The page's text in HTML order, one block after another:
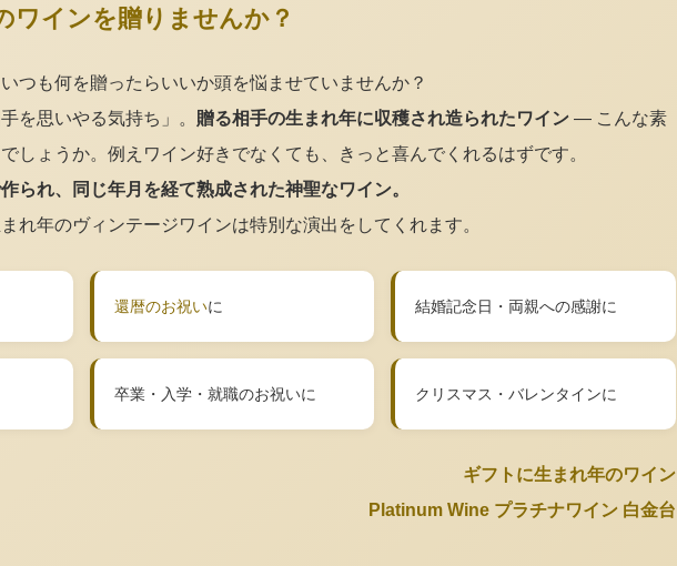
ワインを贈りませんか？
つも何を贈ったらいいか頭を悩ませていませんか？
を思いやる気持ち」。 贈る相手の生まれ年に収穫され造られたワイン — こんな素
しょうか。例えワイン好きでなくても、きっと喜んでくれるはずです。
られ、同じ年月を経て熟成された神聖なワイン。
れ年のヴィンテージワインは特別な演出をしてくれます。
還暦のお祝いに 結婚記念日・両親への感謝に
卒業・入学・就職のお祝いに クリスマス・バレンタインに
ギフトに生まれ年のワイン
Platinum Wine プラチナワイン 白金台